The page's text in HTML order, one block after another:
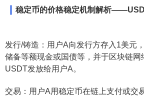
稳定币的价格稳定机制解析
发行/铸造：用户A向发行方存入1美元
储备等额现金或国债等，并于区块链网
USDT发放给用户A。
交易：用户A用稳定币在链上支付或交